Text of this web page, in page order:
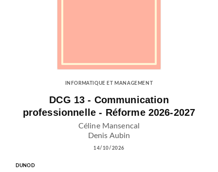
INFORMATIQUE ET MANAGEMENT
DCG 13 - Communication
professionnelle - Réforme 2026-2027
Céline Mansencal
Denis Aubin
14/10/2026
DUNOD